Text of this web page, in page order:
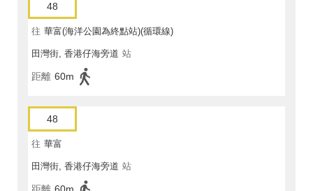
48
往 華富(海洋公園為終點站)(循環線)
田灣街, 香港仔海旁道 站
距離 60m
48
往 華富
田灣街, 香港仔海旁道 站